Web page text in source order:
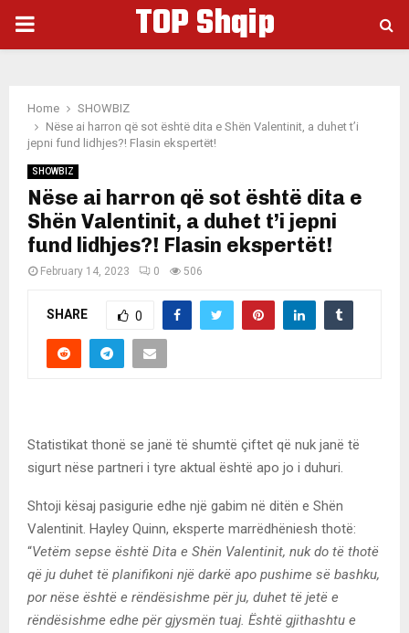
PRIMARY
TOP Shqip
Home
SHOWBIZ
Nëse ai harron që sot është dita e Shën Valentinit, a duhet t’i
jepni fund lidhjes?! Flasin ekspertët!
SHOWBIZ
Nëse ai harron që sot është dita e
Shën Valentinit, a duhet t’i jepni
fund lidhjes?! Flasin ekspertët!
February 14, 2023 0 506
SHARE 0
Statistikat thonë se janë të shumtë çiftet që nuk janë të
sigurt nëse partneri i tyre aktual është apo jo i duhuri.
Shtoji kësaj pasigurie edhe një gabim në ditën e Shën
Valentinit. Hayley Quinn, eksperte marrëdhëniesh thotë:
“Vetëm sepse është Dita e Shën Valentinit, nuk do të thotë
që ju duhet të planifikoni një darkë apo pushime së bashku,
por nëse është e rëndësishme për ju, duhet të jetë e
rëndësishme edhe për gjysmën tuaj. Është gjithashtu e